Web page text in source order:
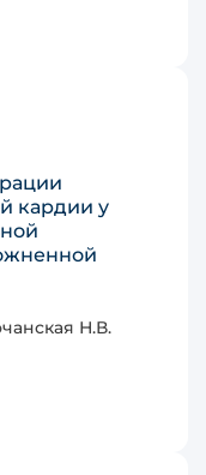
кардии у
Н.В.